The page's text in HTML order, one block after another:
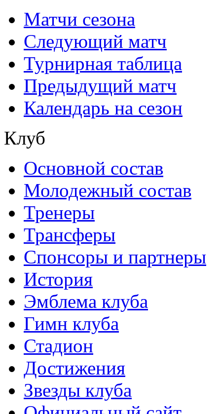
Матчи сезона
Следующий матч
Турнирная таблица
Предыдущий матч
Календарь на сезон
Клуб
Основной состав
Молодежный состав
Тренеры
Трансферы
Спонсоры и партнеры
История
Эмблема клуба
Гимн клуба
Стадион
Достижения
Звезды клуба